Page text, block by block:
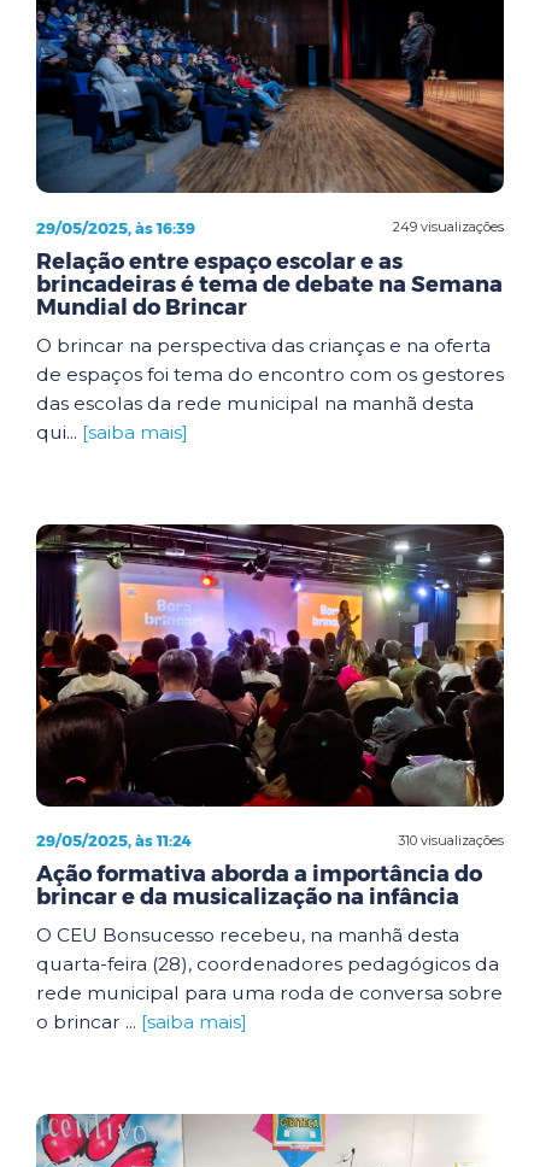
249 visualizações
29/05/2025, às 16:39
Relação entre espaço escolar e as
brincadeiras é tema de debate na Semana
Mundial do Brincar
O brincar na perspectiva das crianças e na oferta
de espaços foi tema do encontro com os gestores
das escolas da rede municipal na manhã desta
qui... [saiba mais]
310 visualizações
29/05/2025, às 11:24
Ação formativa aborda a importância do
brincar e da musicalização na infância
O CEU Bonsucesso recebeu, na manhã desta
quarta-feira (28), coordenadores pedagógicos da
rede municipal para uma roda de conversa sobre
o brincar ... [saiba mais]